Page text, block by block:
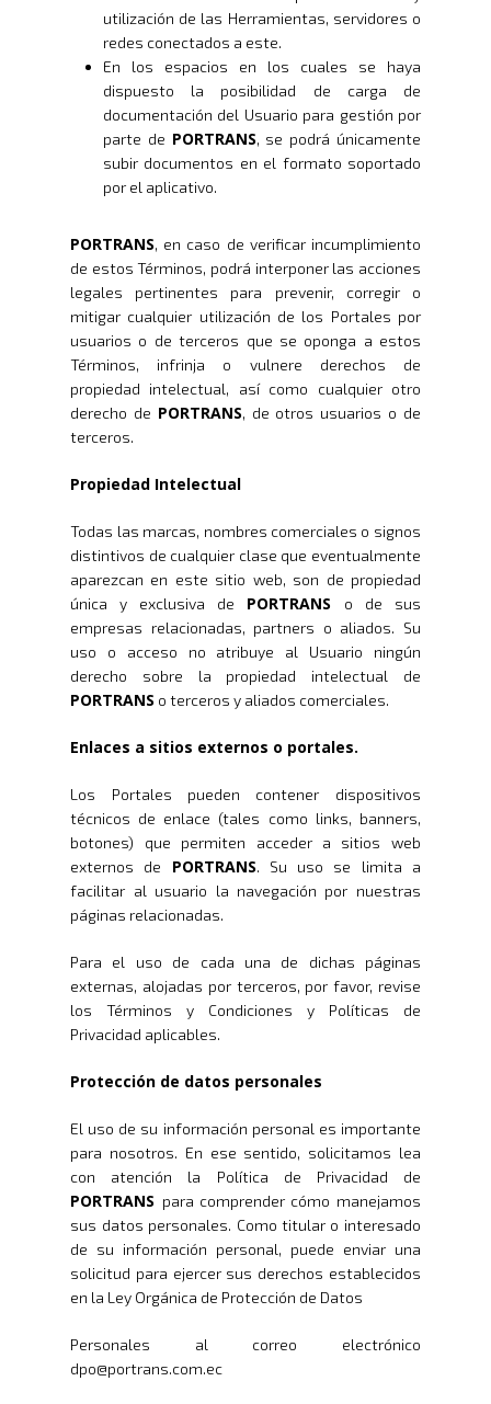
utilización de las Herramientas, servidores o
redes conectados a este.
En los espacios en los cuales se haya
dispuesto la posibilidad de carga de
documentación del Usuario para gestión por
parte de PORTRANS, se podrá únicamente
subir documentos en el formato soportado
por el aplicativo.
PORTRANS, en caso de verificar incumplimiento
de estos Términos, podrá interponer las acciones
legales pertinentes para prevenir, corregir o
mitigar cualquier utilización de los Portales por
usuarios o de terceros que se oponga a estos
Términos, infrinja o vulnere derechos de
propiedad intelectual, así como cualquier otro
derecho de PORTRANS, de otros usuarios o de
terceros.
Propiedad Intelectual
Todas las marcas, nombres comerciales o signos
distintivos de cualquier clase que eventualmente
aparezcan en este sitio web, son de propiedad
única y exclusiva de PORTRANS
o de sus
empresas relacionadas, partners o aliados. Su
uso o acceso no atribuye al Usuario ningún
derecho sobre la propiedad intelectual de
PORTRANS o terceros y aliados comerciales.
Enlaces a sitios externos o portales.
Los Portales pueden contener dispositivos
técnicos de enlace (tales como links, banners,
botones) que permiten acceder a sitios web
externos de PORTRANS. Su uso se limita a
facilitar al usuario la navegación por nuestras
páginas relacionadas.
Para el uso de cada una de dichas páginas
externas, alojadas por terceros, por favor, revise
los Términos y Condiciones y Políticas de
Privacidad aplicables.
Protección de datos personales
El uso de su información personal es importante
para nosotros. En ese sentido, solicitamos lea
con atención la Política de Privacidad de
PORTRANS para comprender cómo manejamos
sus datos personales. Como titular o interesado
de su información personal, puede enviar una
solicitud para ejercer sus derechos establecidos
en la Ley Orgánica de Protección de Datos
Personales al correo electrónico
dpo@portrans.com.ec
Inicio
Nosotros
Nuestros Clientes
Políticas
Servicios
Almacenamiento Y
Acondicionamiento De
Productos
Transporte Terrestre
Distribución De
Depósito Comercial
Servicio Aduanal
Servicio En
Contacto
LMS
Links De
Acceso A Proveedores
Políticas De Seguridad
Plataforma RRHH
Trabaja Con
Nosotros